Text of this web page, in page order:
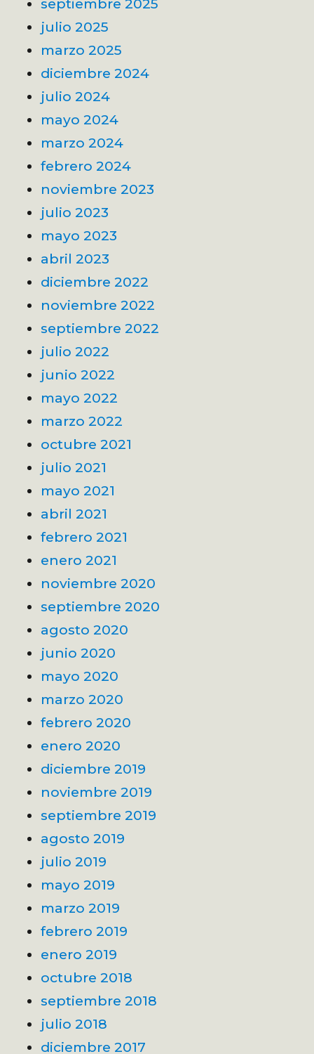
septiembre 2025
julio 2025
marzo 2025
diciembre 2024
julio 2024
mayo 2024
marzo 2024
febrero 2024
noviembre 2023
julio 2023
mayo 2023
abril 2023
diciembre 2022
noviembre 2022
septiembre 2022
julio 2022
junio 2022
mayo 2022
marzo 2022
octubre 2021
julio 2021
mayo 2021
abril 2021
febrero 2021
enero 2021
noviembre 2020
septiembre 2020
agosto 2020
junio 2020
mayo 2020
marzo 2020
febrero 2020
enero 2020
diciembre 2019
noviembre 2019
septiembre 2019
agosto 2019
julio 2019
mayo 2019
marzo 2019
febrero 2019
enero 2019
octubre 2018
septiembre 2018
julio 2018
diciembre 2017